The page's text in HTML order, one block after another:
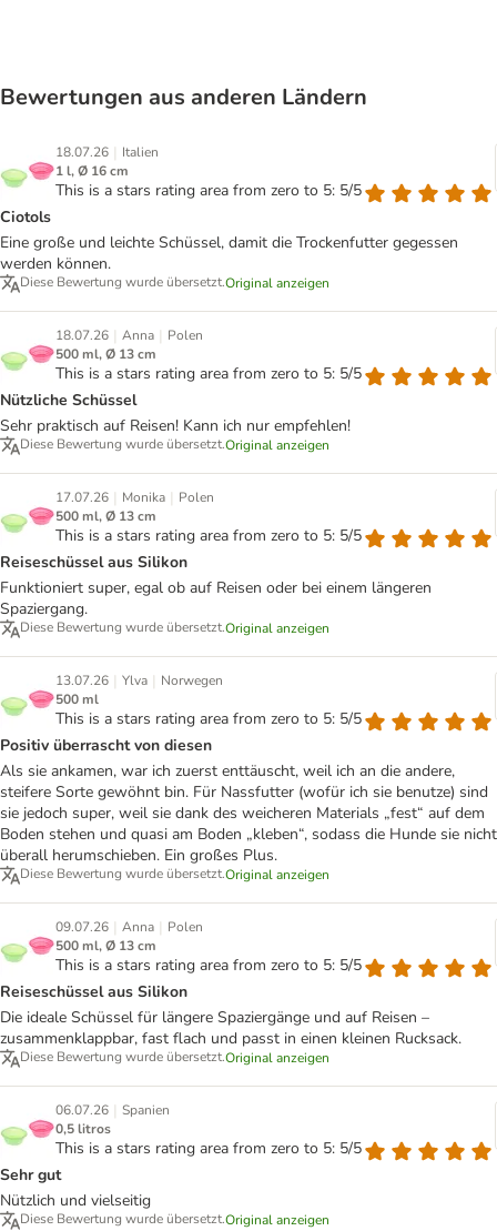
Bewertungen aus anderen Ländern
18.07.26 | Italien
1 l, Ø 16 cm
This is a stars rating area from zero to 5: 5/5
Ciotols
Eine große und leichte Schüssel, damit die Trockenfutter gegessen
werden können.
Diese Bewertung wurde übersetzt.Original anzeigen
18.07.26 | Anna | Polen
500 ml, Ø 13 cm
This is a stars rating area from zero to 5: 5/5
Nützliche Schüssel
Sehr praktisch auf Reisen! Kann ich nur empfehlen!
Diese Bewertung wurde übersetzt.Original anzeigen
17.07.26 | Monika | Polen
500 ml, Ø 13 cm
This is a stars rating area from zero to 5: 5/5
Reiseschüssel aus Silikon
Funktioniert super, egal ob auf Reisen oder bei einem längeren
Spaziergang.
Diese Bewertung wurde übersetzt.Original anzeigen
13.07.26 | Ylva | Norwegen
500 ml
This is a stars rating area from zero to 5: 5/5
Positiv überrascht von diesen
Als sie ankamen, war ich zuerst enttäuscht, weil ich an die andere,
steifere Sorte gewöhnt bin. Für Nassfutter (wofür ich sie benutze) sind
sie jedoch super, weil sie dank des weicheren Materials „fest“ auf dem
Boden stehen und quasi am Boden „kleben“, sodass die Hunde sie nicht
überall herumschieben. Ein großes Plus.
Diese Bewertung wurde übersetzt.Original anzeigen
09.07.26 | Anna | Polen
500 ml, Ø 13 cm
This is a stars rating area from zero to 5: 5/5
Reiseschüssel aus Silikon
Die ideale Schüssel für längere Spaziergänge und auf Reisen –
zusammenklappbar, fast flach und passt in einen kleinen Rucksack.
Diese Bewertung wurde übersetzt.Original anzeigen
06.07.26 | Spanien
0,5 litros
This is a stars rating area from zero to 5: 5/5
Sehr gut
Nützlich und vielseitig
Diese Bewertung wurde übersetzt.Original anzeigen